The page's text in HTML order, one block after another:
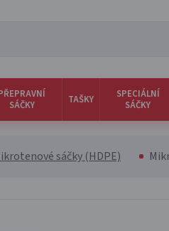
SÁČKY
TAŠKY
SPECIÁLNÍ
SÁČKY
sáčky (HDPE)